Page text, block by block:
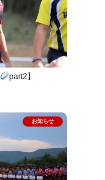
part2】